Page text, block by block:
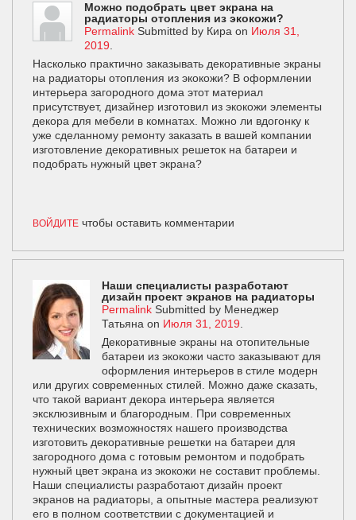
Можно подобрать цвет экрана на
радиаторы отопления из экокожи?
Permalink Submitted by Кира on Июля 31,
2019
Насколько практично заказывать декоративные экраны
на радиаторы отопления из экокожи? В оформлении
интерьера загородного дома этот материал
присутствует, дизайнер изготовил из экокожи элементы
декора для мебели в комнатах. Можно ли вдогонку к
уже сделанному ремонту заказать в вашей компании
изготовление декоративных решеток на батареи и
подобрать нужный цвет экрана?
ВОЙДИТЕ чтобы оставить комментарии
Наши специалисты разработают
дизайн проект экранов на радиаторы
Permalink Submitted by Менеджер
Татьяна on Июля 31, 2019
Декоративные экраны на отопительные
батареи из экокожи часто заказывают для
оформления интерьеров в стиле модерн
или других современных стилей. Можно даже сказать,
что такой вариант декора интерьера является
эксклюзивным и благородным. При современных
технических возможностях нашего производства
изготовить декоративные решетки на батареи для
загородного дома с готовым ремонтом и подобрать
нужный цвет экрана из экокожи не составит проблемы.
Наши специалисты разработают дизайн проект
экранов на радиаторы, а опытные мастера реализуют
его в полном соответствии с документацией и